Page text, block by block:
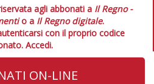
agli abbonati a Il Regno -
o a Il Regno digitale.
con il proprio codice
Accedi.
ON-LINE